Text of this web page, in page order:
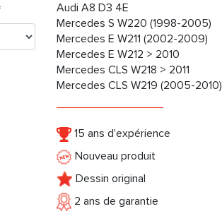
Audi A8 D3 4E
Mercedes S W220 (1998-2005)
Mercedes E W211 (2002-2009)
Mercedes E W212 > 2010
Mercedes CLS W218 > 2011
Mercedes CLS W219 (2005-2010)
15 ans d'expérience
Nouveau produit
Dessin original
2 ans de garantie